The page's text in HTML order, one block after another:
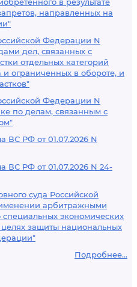
направленных на
Федерации N
дел, связанных с
отдельных категорий
и ограниченных в обороте, и
Федерации N
по делам, связанным с
ВС РФ от 01.07.2026 N
ВС РФ от 01.07.2026 N 24-
суда Российской
арбитражными
специальных экономических
защиты национальных
Подробнее...